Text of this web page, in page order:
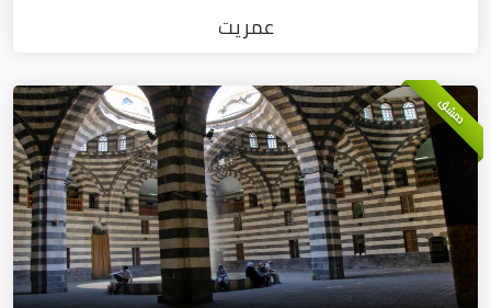
عمريت
دمشق